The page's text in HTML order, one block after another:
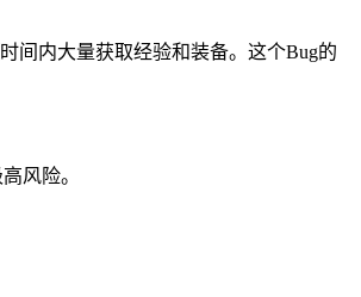
间内大量获取经验和装备。这个Bug的
风险。